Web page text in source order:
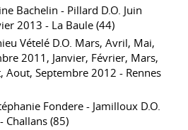
Bachelin - Pillard D.O. Juin
2013 - La Baule (44)
Vételé D.O. Mars, Avril, Mai,
2011, Janvier, Février, Mars,
Aout, Septembre 2012 - Rennes
Fondere - Jamilloux D.O.
Challans (85)